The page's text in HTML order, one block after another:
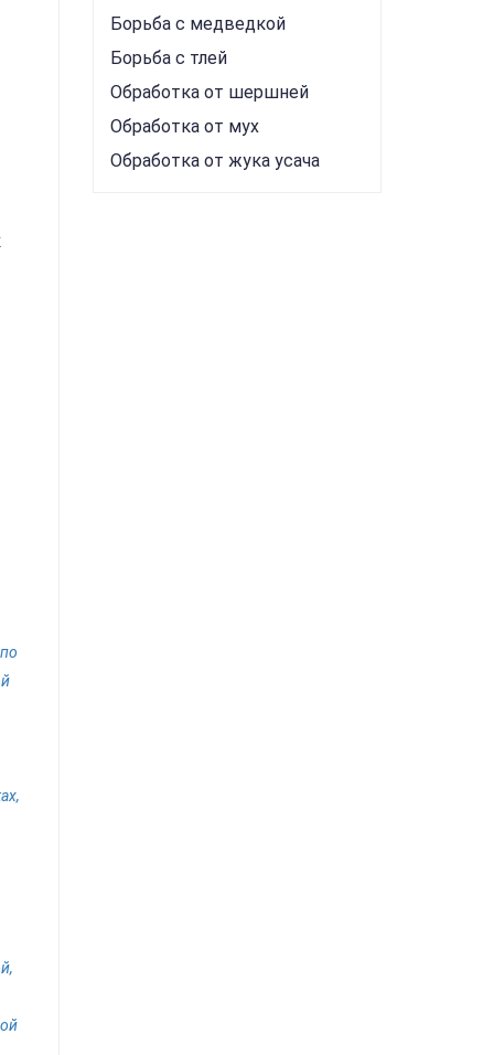
Борьба с медведкой
Борьба с тлей
Обработка от шершней
Обработка от мух
Обработка от жука усача